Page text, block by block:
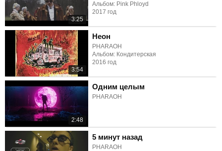
3:25
Альбом: Pink Phloyd
2017 год
3:54
Неон
PHARAOH
Альбом: Кондитерская
2016 год
2:48
Одним целым
PHARAOH
5 минут назад
PHARAOH